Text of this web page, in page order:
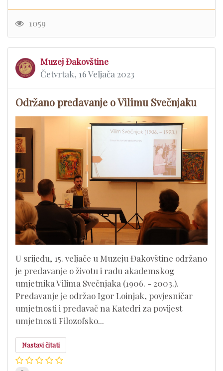
1059
Muzej Đakovštine
Četvrtak, 16 Veljača 2023
Održano predavanje o Vilimu Svečnjaku
​U srijedu, 15. veljače u Muzeju Đakovštine održano
je predavanje o životu i radu akademskog
umjetnika Vilima Svečnjaka (1906. - 2003.).
Predavanje je održao Igor Loinjak, povjesničar
umjetnosti i predavač na Katedri za povijest
umjetnosti Filozofsko...
Nastavi čitati